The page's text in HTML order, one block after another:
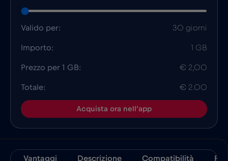
Valido per: 30 giorni
Importo: 1 GB
Prezzo per 1 GB: € 2,00
Totale: € 2.00
Acquista ora nell'app
Vantaggi Descrizione Compatibilità